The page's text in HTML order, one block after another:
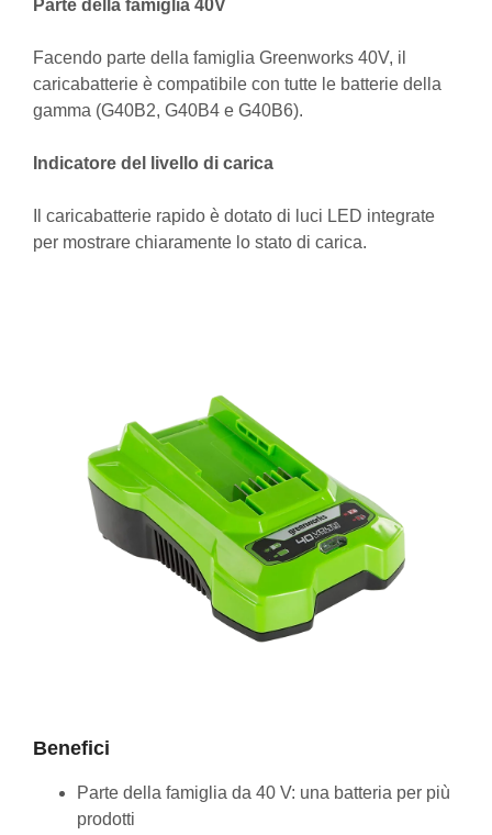
Parte della famiglia 40V
Facendo parte della famiglia Greenworks 40V, il
caricabatterie è compatibile con tutte le batterie della
gamma (G40B2, G40B4 e G40B6).
Indicatore del livello di carica
Il caricabatterie rapido è dotato di luci LED integrate
per mostrare chiaramente lo stato di carica.
Benefici
Parte della famiglia da 40 V: una batteria per più
prodotti